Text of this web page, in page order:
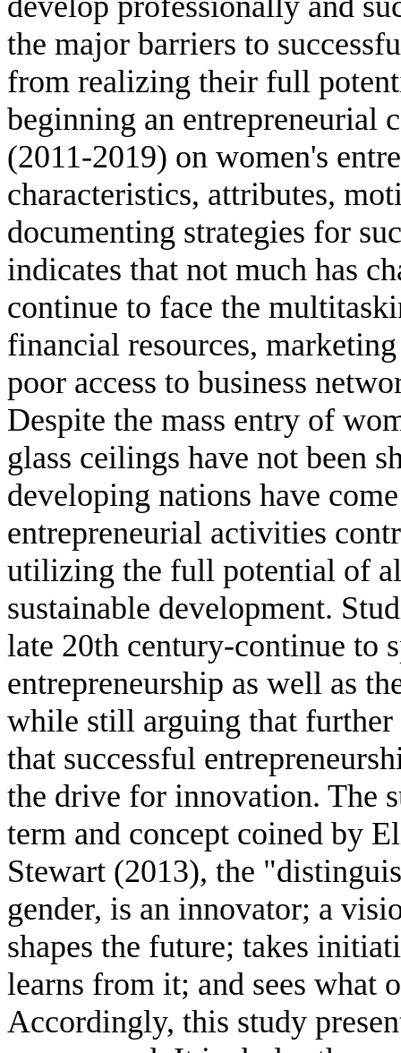
the major barriers to
from realizing their full
beginning an entrepreneurial
(2011-2019) on women's
characteristics, attributes,
documenting strategies for
indicates that not much has
continue to face the
financial resources,
poor access to business
Despite the mass entry of
glass ceilings have not been
developing nations have
entrepreneurial activities
utilizing the full potential of
sustainable development.
late 20th century-continue to
entrepreneurship as well as
while still arguing that further
that successful
the drive for innovation. The
term and concept coined by
Stewart (2013), the
gender, is an innovator; a
shapes the future; takes
learns from it; and sees what
Accordingly, this study